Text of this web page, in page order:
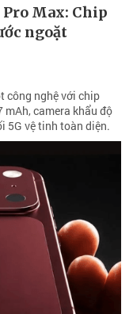
Max: Chip
ngoặt
công nghệ với chip
camera khẩu độ
5G vệ tinh toàn diện.